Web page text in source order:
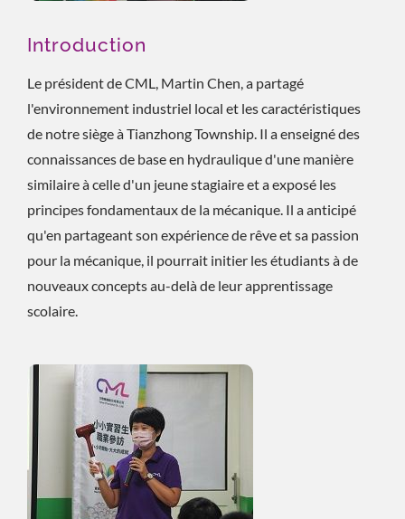
Introduction
Le président de CML, Martin Chen, a partagé
l'environnement industriel local et les caractéristiques
de notre siège à Tianzhong Township. Il a enseigné des
connaissances de base en hydraulique d'une manière
similaire à celle d'un jeune stagiaire et a exposé les
principes fondamentaux de la mécanique. Il a anticipé
qu'en partageant son expérience de rêve et sa passion
pour la mécanique, il pourrait initier les étudiants à de
nouveaux concepts au-delà de leur apprentissage
scolaire.